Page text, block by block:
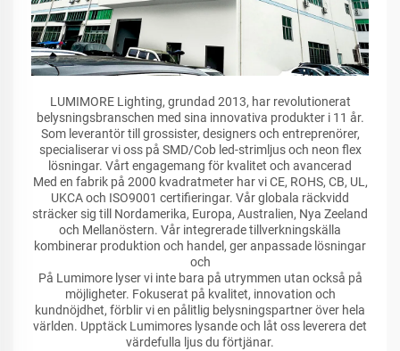
LUMIMORE Lighting, grundad 2013, har revolutionerat
belysningsbranschen med sina innovativa produkter i 11 år.
Som leverantör till grossister, designers och entreprenörer,
specialiserar vi oss på SMD/Cob led-strimljus och neon flex
lösningar. Vårt engagemang för kvalitet och avancerad
Med en fabrik på 2000 kvadratmeter har vi CE, ROHS, CB, UL,
UKCA och ISO9001 certifieringar. Vår globala räckvidd
sträcker sig till Nordamerika, Europa, Australien, Nya Zeeland
och Mellanöstern. Vår integrerade tillverkningskälla
kombinerar produktion och handel, ger anpassade lösningar
och
På Lumimore lyser vi inte bara på utrymmen utan också på
möjligheter. Fokuserat på kvalitet, innovation och
kundnöjdhet, förblir vi en pålitlig belysningspartner över hela
världen. Upptäck Lumimores lysande och låt oss leverera det
värdefulla ljus du förtjänar.